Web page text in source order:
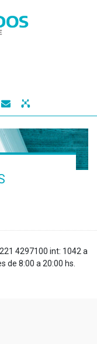
 
4297100 int: 1042 a
de 8:00 a 20:00 hs.